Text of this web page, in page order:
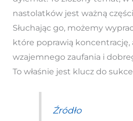
nastolatków jest ważną
Słuchając go, możemy
które poprawią koncentrację,
wzajemnego zaufania i
To właśnie jest klucz do
Źródło